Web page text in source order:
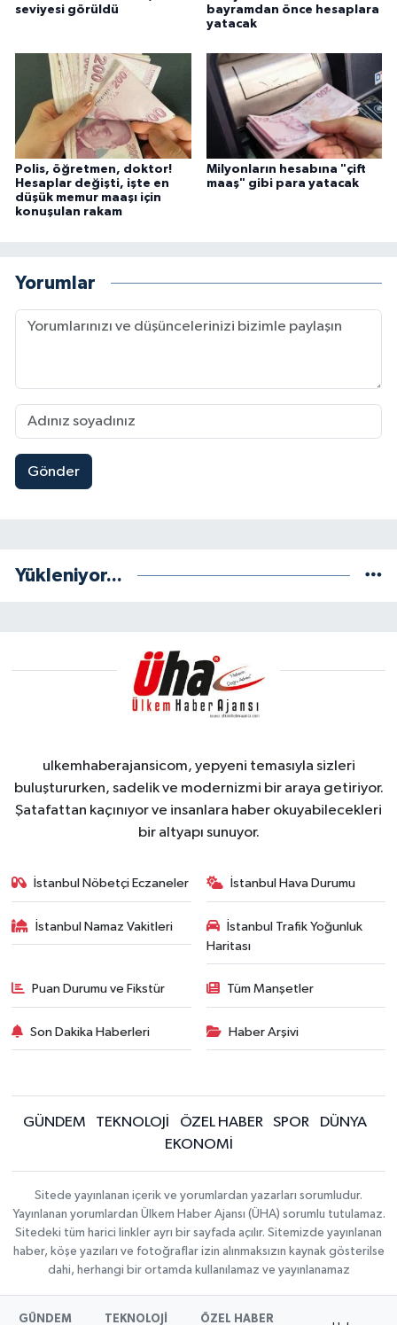
seviyesi görüldü
bayramdan önce hesaplara
yatacak
Polis, öğretmen, doktor!
Hesaplar değişti, işte en
düşük memur maaşı için
konuşulan rakam
Milyonların hesabına "çift
maaş" gibi para yatacak
Yorumlar
Gönder
Yükleniyor...
ulkemhaberajansicom, yepyeni temasıyla sizleri
buluştururken, sadelik ve modernizmi bir araya getiriyor.
Şatafattan kaçınıyor ve insanlara haber okuyabilecekleri
bir altyapı sunuyor.
İstanbul Nöbetçi Eczaneler İstanbul Hava Durumu
İstanbul Namaz Vakitleri
İstanbul Trafik Yoğunluk
Haritası
Puan Durumu ve Fikstür Tüm Manşetler
Son Dakika Haberleri Haber Arşivi
GÜNDEM TEKNOLOJİ ÖZEL HABER SPOR
DÜNYA
EKONOMİ
Sitede yayınlanan içerik ve yorumlardan yazarları sorumludur.
Yayınlanan yorumlardan Ülkem Haber Ajansı (ÜHA) sorumlu tutulamaz.
Sitedeki tüm harici linkler ayrı bir sayfada açılır. Sitemizde yayınlanan
haber, köşe yazıları ve fotoğraflar izin alınmaksızın kaynak gösterilse
dahi, herhangi bir ortamda kullanılamaz ve yayınlanamaz
GÜNDEM TEKNOLOJİ ÖZEL HABER